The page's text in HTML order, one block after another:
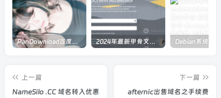
PanDownload百度网盘在线解析 2024年最新甲骨文注册及申请免费 VPS 教程
上一篇
NameSilo .CC 域名转入优惠
下一篇
afternic出售域名之手续费